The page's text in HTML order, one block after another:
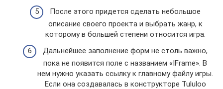
После этого придется сделать небольшое
описание своего проекта и выбрать жанр, к
которому в большей степени относится игра.
Дальнейшее заполнение форм не столь важно,
пока не появится поле с названием «IFrame». В
нем нужно указать ссылку к главному файлу игры.
Если она создавалась в конструкторе Tululoo